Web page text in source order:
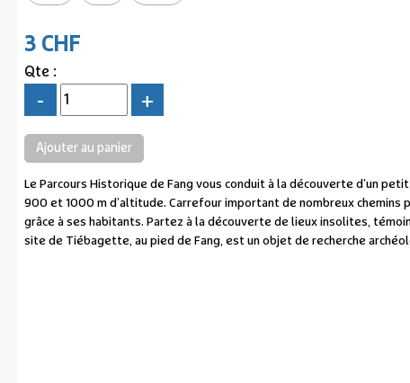
3 CHF
Qte :
- +
Le Parcours Historique de Fang vous conduit à la découverte d’un
900 et 1000 m d’altitude. Carrefour important de nombreux chemins
grâce à ses habitants. Partez à la découverte de lieux insolites,
site de Tiébagette, au pied de Fang, est un objet de recherche